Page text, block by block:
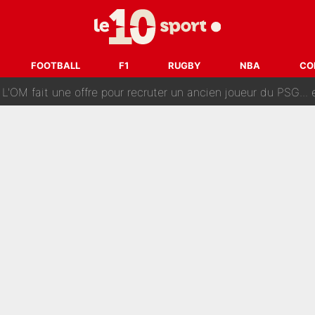
FOOTBALL F1 RUGBY NBA
annonce un premier problème pour Zinedine Zidane en
et va entrer dans une nouvelle dimension :
fait une offre pour recruter un ancien joueur du